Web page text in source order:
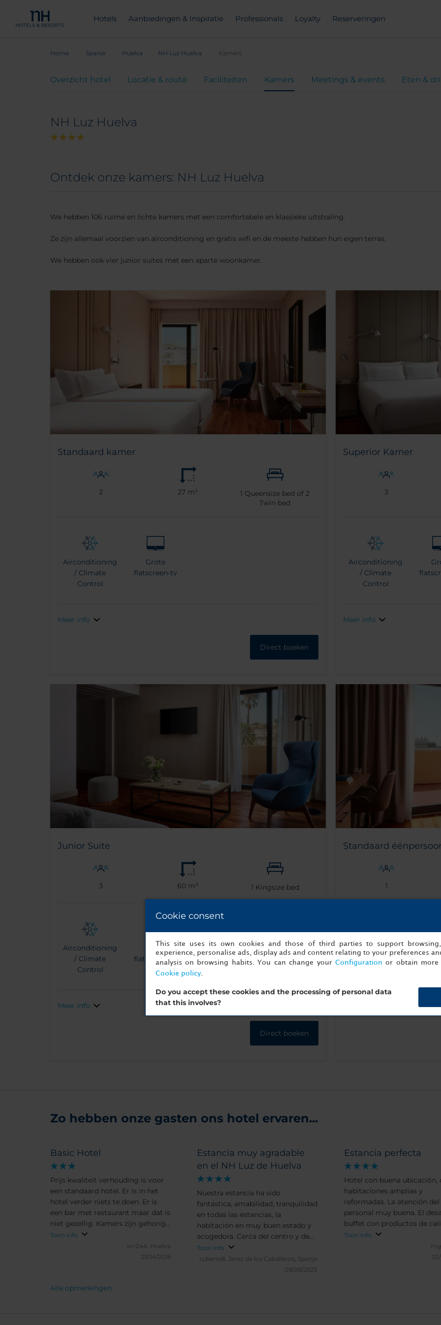
Hotels Aanbiedingen & Inspiratie Professionals Loyalty Reserveringen
Home Spanje Huelva NH Luz Huelva Kamers
Overzicht hotel Locatie & route Faciliteiten Kamers Meetings & events Eten &
NH Luz Huelva
Ontdek onze kamers: NH Luz Huelva
We hebben 106 ruime en lichte kamers met een comfortabele en klassieke uitstraling.
Ze zijn allemaal voorzien van airconditioning en gratis wifi en de meeste hebben hun eigen terras.
We hebben ook vier junior suites met een aparte woonkamer.
Standaard kamer
2 27 m² 1 Queensize bed of2
Twin bed
Airconditioning
/ Climate
Control
Grote
flatscreen-tv
Meer info
Direct boeken
Superior Kamer
3
Airconditioning
/ Climate
Control
Meer info
Junior Suite
3 60 m² 1 Kingsize bed
Airconditioning
/ Climate
Control
Grote
flatscreen-tv
Waterkoker
Espresso-
apparaat
Meer info
Direct boeken
Standaard
1
Airconditioning
/ Climate
Zo hebben onze gasten ons hotel ervaren...
Basic Hotel
Prijs kwaliteit verhouding is voor
een standaard hotel. Er is in het
hotel verder niets te doen. Er is
een bar met restaurant maar dat is
niet gezellig. Kamers zijn gehorig
en basic. Een opfrisbeurt zou het
hotel goed doen. Personeel is
Toon info
orr244. Huelva
21/04/2016
Estancia muy agradable
en el NH Luz de Huelva
Nuestra estancia ha sido
fantástica, amabilidad, tranquilidad
en todas las estancias, la
habitación en muy buen estado y
acogedora. Cerca del centro y de
lugares de interés turístico lo que
permite ir caminando a muchos
Toon info
rubenls8. Jerez de los Caballeros, Spanje
09/09/2025
Estancia perfecta
Hotel con buena ubicación,
habitaciones amplias y
reformadas. La atención del
personal muy buena. El
buffet con productos de
gran variedad. Cuenta con
piscina y zona de solarium
azotea, que aunque
Toon info
Alle opmerkingen
Cookie consent
This site uses its own cookies and those of third parties to support
experience, personalise ads, display ads and content relating to your preferences
analysis on browsing habits. You can change your Configuration or obtain
Cookie policy.
Do you accept these cookies and the processing of personal data
that this involves?